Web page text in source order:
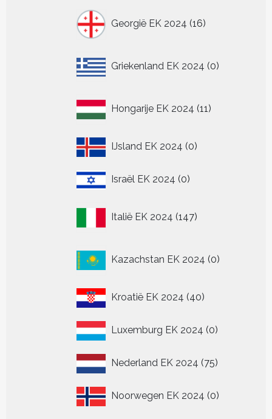
Georgië EK 2024 16
producten
Griekenland EK 2024 0
producten
Hongarije EK 2024 11
producten
IJsland EK 2024 00
Israël EK 2024 00
Italië EK 2024 147
producten
Kazachstan EK 2024 0
producten
Kroatië EK 2024 4040
Luxemburg EK 2024 00
Nederland EK 2024 7575
Noorwegen EK 2024 00